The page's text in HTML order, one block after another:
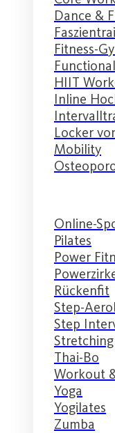
Dance &
Fitness-
HIIT
Inline
Locker
Mobility
Online-
Pilates
Power
Rückenfit
Step-
Step
Stretching
Thai-Bo
Workout
Yoga
Yogilates
Zumba